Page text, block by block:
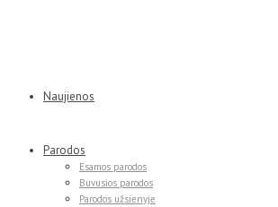
Naujienos
Parodos
Esamos parodos
Buvusios parodos
Parodos užsienyje